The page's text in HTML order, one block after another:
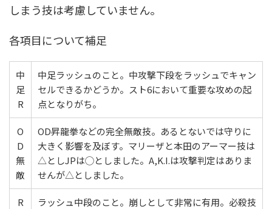
しまう技は考慮していません。
各項目について補足
中
足
R
中足ラッシュのこと。中攻撃下段をラッシュでキャン
セルできるかどうか。スト6において重要な攻めの起
点となりがち。
O
D
無
敵
OD昇龍拳などの完全無敵技。あるとないでは守りに
大きく影響を及ぼす。マリーザと本田のアーマー技は
△としJPは◯としました。A,K.I.は攻撃判定はありま
せんが△としました。
R
ラッシュ中段のこと。崩しとして非常に有用。必殺技